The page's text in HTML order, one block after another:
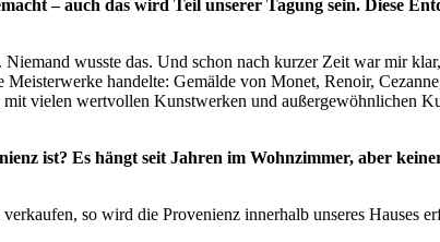
– auch das wird Teil unserer Tagung sein. Diese
wusste das. Und schon nach kurzer Zeit war mir
handelte: Gemälde von Monet, Renoir,
vielen wertvollen Kunstwerken und außergewöhnlichen
ist? Es hängt seit Jahren im Wohnzimmer, aber
so wird die Provenienz innerhalb unseres Hauses